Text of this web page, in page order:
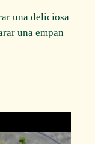
una deliciosa
una empan